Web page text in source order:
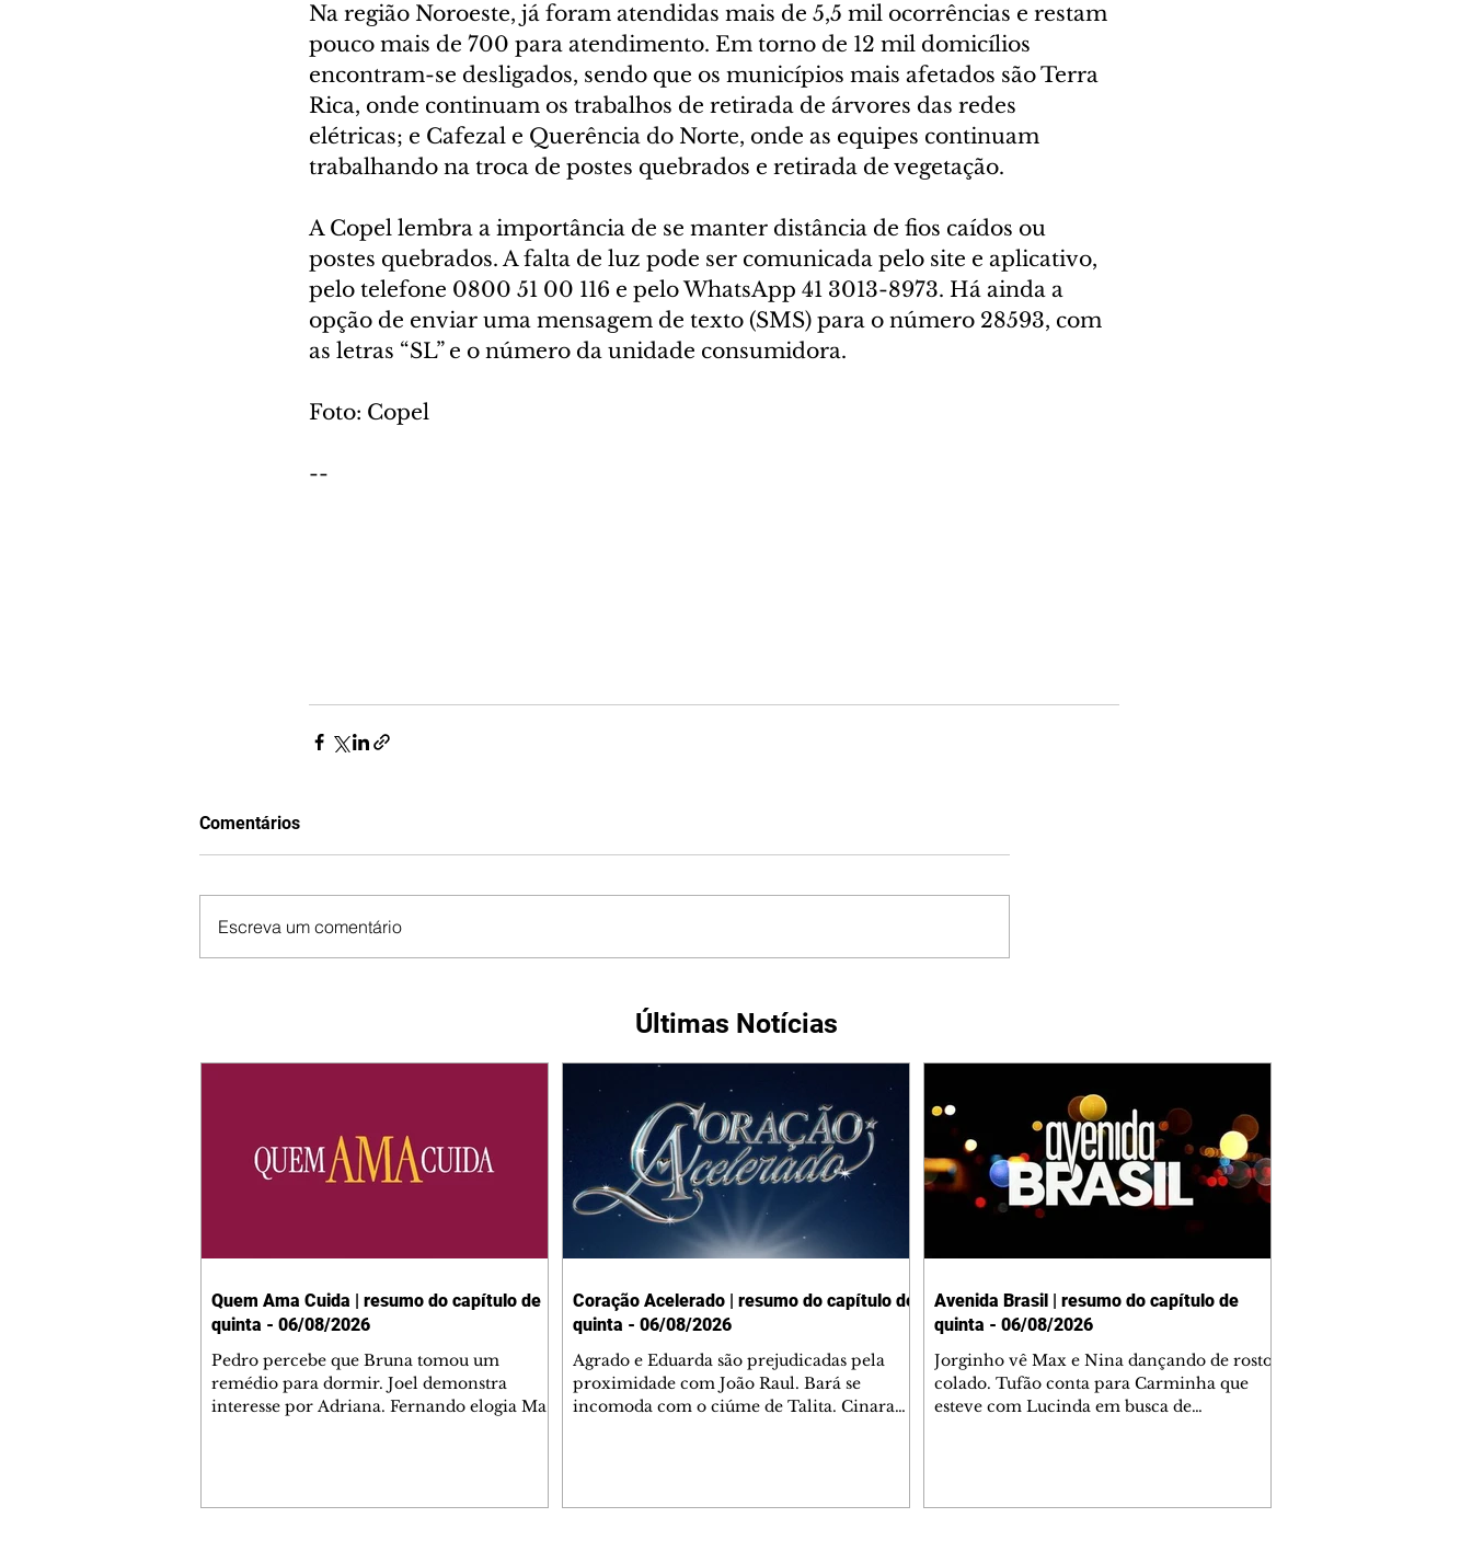
Na região Noroeste, já foram atendidas mais de 5,5 mil ocorrências e restam
pouco mais de 700 para atendimento. Em torno de 12 mil domicílios
encontram-se desligados, sendo que os municípios mais afetados são Terra
Rica, onde continuam os trabalhos de retirada de árvores das redes
elétricas; e Cafezal e Querência do Norte, onde as equipes continuam
trabalhando na troca de postes quebrados e retirada de vegetação.
A Copel lembra a importância de se manter distância de fios caídos ou
postes quebrados. A falta de luz pode ser comunicada pelo site e aplicativo,
pelo telefone 0800 51 00 116 e pelo WhatsApp 41 3013-8973. Há ainda a
opção de enviar uma mensagem de texto (SMS) para o número 28593, com
as letras “SL” e o número da unidade consumidora.
Foto: Copel
--
Comentários
Escreva um comentário
Últimas Notícias
Quem Ama Cuida | resumo do capítulo de
quinta - 06/08/2026
Pedro percebe que Bruna tomou um
remédio para dormir. Joel demonstra
interesse por Adriana. Fernando elogia Mau
Coração Acelerado | resumo do capítulo de
quinta - 06/08/2026
Agrado e Eduarda são prejudicadas pela
proximidade com João Raul. Bará se
incomoda com o ciúme de Talita. Cinara
Avenida Brasil | resumo do capítulo de
quinta - 06/08/2026
Jorginho vê Max e Nina dançando de rosto
colado. Tufão conta para Carminha que
esteve com Lucinda em busca de